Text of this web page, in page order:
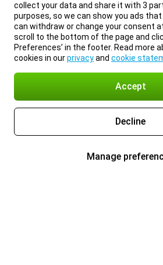
collect your data and share it with 3
purposes, so we can show you ads
can withdraw or change your consent
scroll to the bottom of the page and
Preferences’ in the footer. Read more
cookies in ourprivacyand cookie
Accept
Decline
Manage